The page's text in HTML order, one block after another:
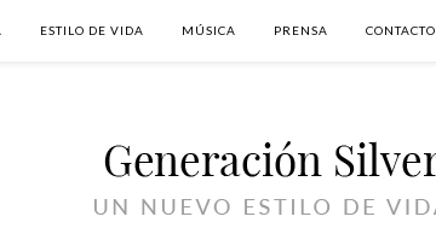
ESTILO DE VIDA MÚSICA PRENSA CONTACTO